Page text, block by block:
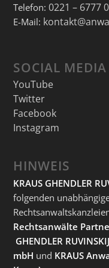
Telefon: 0221 – 6777
E-Mail:
SOCIAL MEDIA
YouTube
Twitter
Facebook
Instagram
HINWEIS
KRAUS GHENDLER
folgenden
Rechtsanwälte
GHENDLER
mbH und KRAUS